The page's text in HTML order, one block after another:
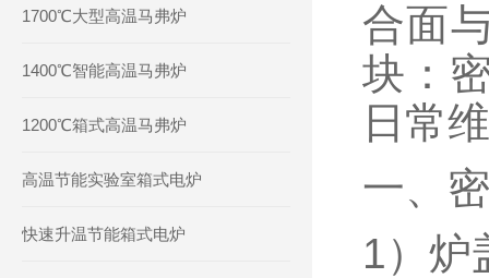
1700℃大型高温马弗炉
1400℃智能高温马弗炉
1200℃箱式高温马弗炉
高温节能实验室箱式电炉
快速升温节能箱式电炉
合面
块：
日常
一、
1）炉